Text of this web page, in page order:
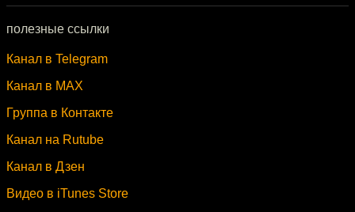
полезные ссылки
Канал в Telegram
Канал в MAX
Группа в Контакте
Канал на Rutube
Канал в Дзен
Видео в iTunes Store